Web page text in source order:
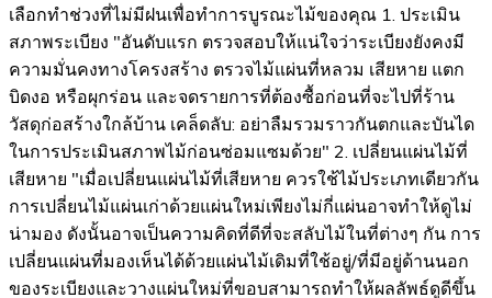
เลือกทำช่วงที่ไม่มีฝนเพื่อทำการบูรณะไม้ของคุณ 1. ประเมิน
สภาพระเบียง "อันดับแรก ตรวจสอบให้แน่ใจว่าระเบียงยังคงมี
ความมั่นคงทางโครงสร้าง ตรวจไม้แผ่นที่หลวม เสียหาย แตก
บิดงอ หรือผุกร่อน และจดรายการที่ต้องซื้อก่อนที่จะไปที่ร้าน
วัสดุก่อสร้างใกล้บ้าน เคล็ดลับ: อย่าลืมรวมราวกันตกและบันได
ในการประเมินสภาพไม้ก่อนซ่อมแซมด้วย" 2. เปลี่ยนแผ่นไม้ที่
เสียหาย "เมื่อเปลี่ยนแผ่นไม้ที่เสียหาย ควรใช้ไม้ประเภทเดียวกัน
การเปลี่ยนไม้แผ่นเก่าด้วยแผ่นใหม่เพียงไม่กี่แผ่นอาจทำให้ดูไม่
น่ามอง ดังนั้นอาจเป็นความคิดที่ดีที่จะสลับไม้ในที่ต่างๆ กัน การ
เปลี่ยนแผ่นที่มองเห็นได้ด้วยแผ่นไม้เดิมที่ใช้อยู่/ที่มีอยู่ด้านนอก
ของระเบียงและวางแผ่นใหม่ที่ขอบสามารถทำให้ผลลัพธ์ดูดีขึ้น